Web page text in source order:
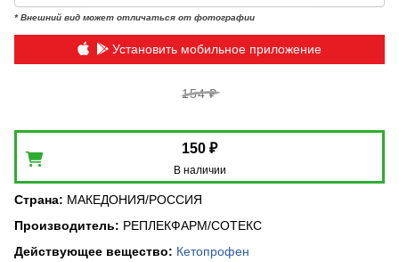
* Внешний вид может отличаться от фотографии
Установить мобильное приложение
154 ₽
150 ₽
В наличии
Страна: МАКЕДОНИЯ/РОССИЯ
Производитель: РЕПЛЕКФАРМ/СОТЕКС
Действующее вещество: Кетопрофен